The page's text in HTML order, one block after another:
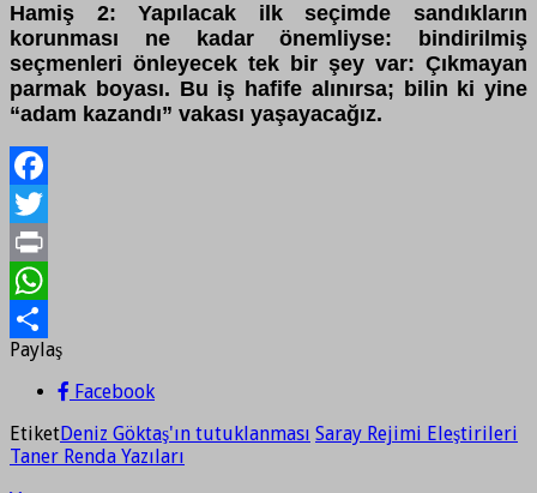
Hamiş 2: Yapılacak ilk seçimde sandıkların
korunması ne kadar önemliyse: bindirilmiş
seçmenleri önleyecek tek bir şey var: Çıkmayan
parmak boyası. Bu iş hafife alınırsa; bilin ki yine
“adam kazandı” vakası yaşayacağız.
Facebook
Twitter
Print
WhatsApp
Paylaş
Paylaş
Facebook
EtiketDeniz Göktaş'ın tutuklanması Saray Rejimi Eleştirileri
Taner Renda Yazıları